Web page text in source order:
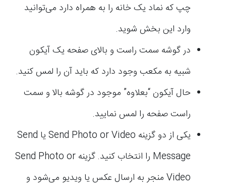
چپ که نماد یک خانه را به همراه دارد می‌توانید
وارد این بخش شوید.
در گوشه سمت راست و بالای صفحه یک آیکون
شبیه به مکعب وجود دارد که باید آن را لمس کنید.
حال آیکون “بعلاوه” موجود در گوشه بالا و سمت
راست صفحه را لمس نمایید.
یکی از دو گزینه Send Photo or Video یا Send
Message را انتخاب کنید. گزینه Send Photo or
Video منجر به ارسال عکس یا ویدیو می‌شود و